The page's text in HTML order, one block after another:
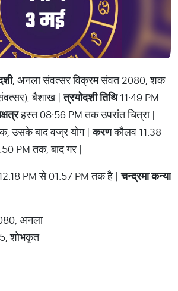
, अनला संवत्सर विक्रम संवत 2080, शक
बैशाख |त्रयोदशी तिथि11:49 PM
हस्त 08:56 PM तक उपरांत चित्रा |
उसके बाद वज्र योग |करणकौलव 11:38
PM तक, बाद गर |
PM से 01:57 PM तक है |चन्द्रमा कन्या
अनला
शोभकृत